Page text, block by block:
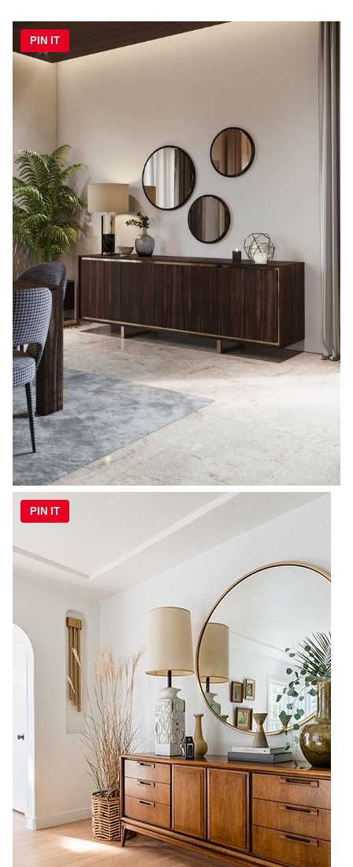
PIN IT
PIN IT